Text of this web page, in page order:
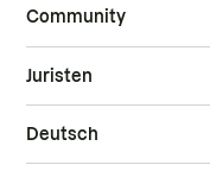
Community
Juristen
Deutsch